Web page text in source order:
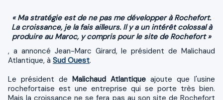
« Ma stratégie est de ne pas me développer à Rochefort.
La croissance, je la fais ailleurs. Il y a un intérêt colossal à
produire au Maroc, y compris pour le site de Rochefort »
, a annoncé Jean-Marc Girard, le président de Malichaud
Atlantique, à Sud Ouest.
Le président de Malichaud Atlantique ajoute que l'usine
rochefortaise est une entreprise qui se porte très bien.